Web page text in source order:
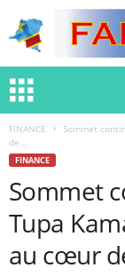
FINANCE
Sommet
de...
FINANCE
Sommet
Tupa
au cœur